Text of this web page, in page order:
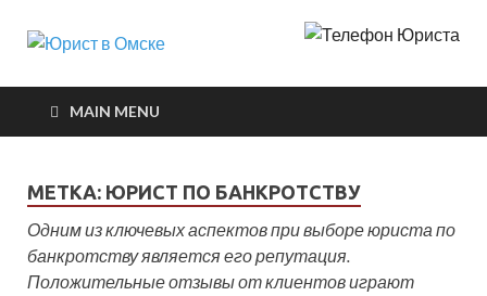
Юрист в
Омске
MAIN MENU
МЕТКА: ЮРИСТ ПО БАНКРОТСТВУ
Одним из ключевых аспектов при выборе юриста по
банкротству является его репутация.
Положительные отзывы от клиентов играют